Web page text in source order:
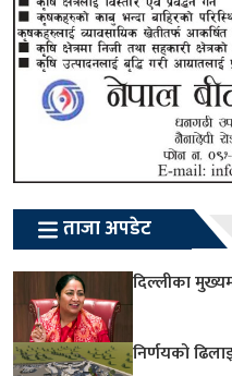
ताजा अपडेट
दिल्लीका
निर्णयको